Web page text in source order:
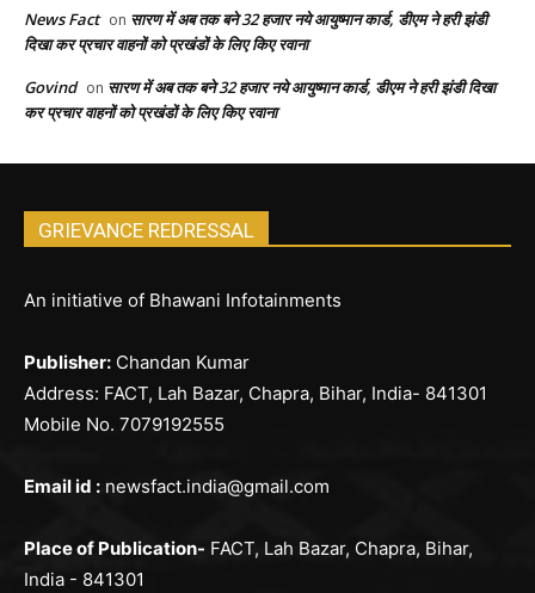
News Fact on सारण में अब तक बने 32 हजार नये आयुष्मान कार्ड, डीएम ने हरी झंडी
दिखा कर प्रचार वाहनों को प्रखंडों के लिए किए रवाना
Govind on सारण में अब तक बने 32 हजार नये आयुष्मान कार्ड, डीएम ने हरी झंडी दिखा
कर प्रचार वाहनों को प्रखंडों के लिए किए रवाना
GRIEVANCE REDRESSAL
An initiative of Bhawani Infotainments
Publisher: Chandan Kumar
Address: FACT, Lah Bazar, Chapra, Bihar, India- 841301
Mobile No. 7079192555
Email id : newsfact.india@gmail.com
Place of Publication- FACT, Lah Bazar, Chapra, Bihar,
India - 841301